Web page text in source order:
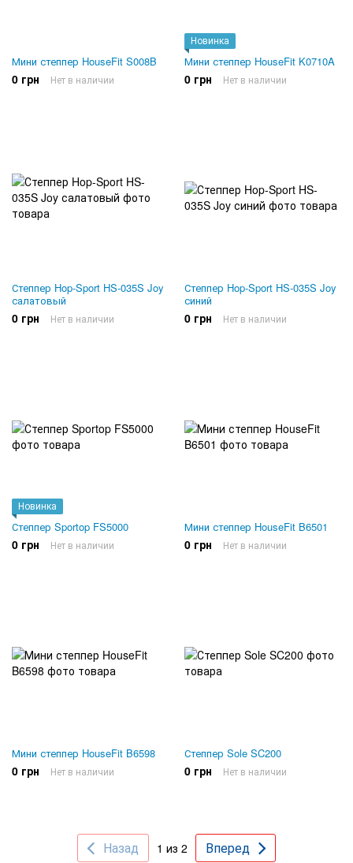
Мини степпер HouseFit S008B
0 грн Нет в наличии
Новинка
Мини степпер HouseFit K0710A
0 грн Нет в наличии
Степпер Hop-Sport HS-035S Joy
салатовый
0 грн Нет в наличии
Степпер Hop-Sport HS-035S Joy
синий
0 грн Нет в наличии
Новинка
Степпер Sportop FS5000
0 грн Нет в наличии
Мини степпер HouseFit B6501
0 грн Нет в наличии
Мини степпер HouseFit B6598
0 грн Нет в наличии
Степпер Sole SC200
0 грн Нет в наличии
Назад 1 из 2 Вперед